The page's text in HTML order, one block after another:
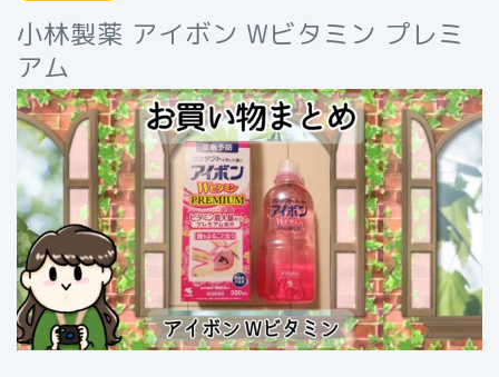
小林製薬 アイボン Wビタミン プレミ
アム